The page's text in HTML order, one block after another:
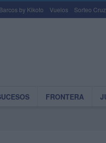
by Kikoto Vuelos Sorteo
FRONTERA